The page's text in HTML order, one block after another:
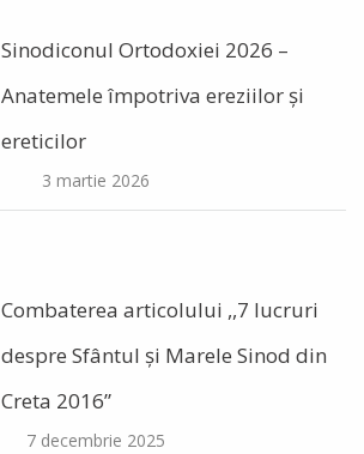
Sinodiconul Ortodoxiei 2026 –
Anatemele împotriva ereziilor şi
ereticilor
3 martie 2026
Combaterea articolului ,,7 lucruri
despre Sfântul și Marele Sinod din
Creta 2016”
7 decembrie 2025